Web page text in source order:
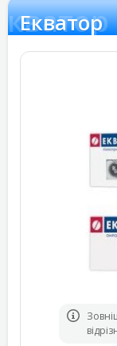
Екватор